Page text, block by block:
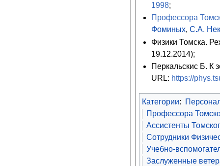
1998;
Профессора
Фоминых,С.А.
Физики Томска.
19.12.2014);
Перкальскис Б. К
URL: https://
Категории:
Профессора
Ассистенты
Сотрудники
Учебно-
Заслуженные